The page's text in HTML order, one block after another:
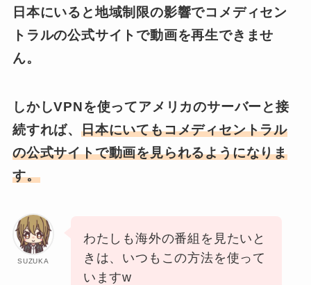
日本にいると地域制限の影響でコメディセン
トラルの公式サイトで動画を再生できませ
ん。
しかしVPNを使ってアメリカのサーバーと接
続すれば、 日本にいてもコメディセントラル
の公式サイトで動画を見られるようになりま
す。
SUZUKA
わたしも海外の番組を見たいと
きは、いつもこの方法を使って
いますw